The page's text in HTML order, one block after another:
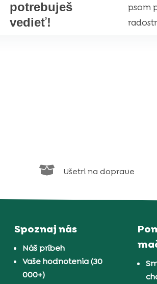
potrebuješ
vedieť!
psom
 Ušetri na doprave
Spoznaj nás
Náš príbeh
Vaše hodnotenia (30
000+)